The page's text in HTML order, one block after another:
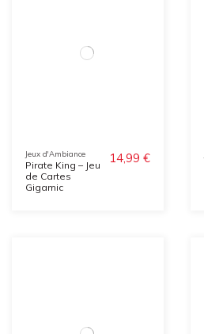
Jeux d'Ambiance
Pirate King – Jeu
de Cartes
Gigamic
14,99 €